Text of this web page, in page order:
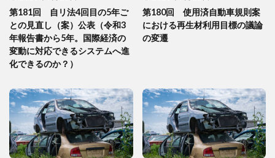
第181回 自リ法4回目の5年ご
との見直し（案）公表（令和3
年報告書から5年。国際経済の
変動に対応できるシステムへ進
化できるのか？）
第180回 使用済自動車規則案
における再生材利用目標の議論
の変遷